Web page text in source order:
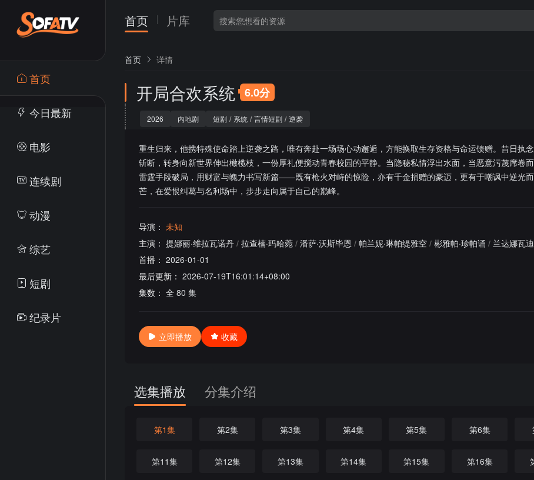
首页
今日最新
电影
连续剧
动漫
综艺
短剧
纪录片
首页 片库
首页 详情
开局合欢系统 6.0分
2026 内地剧 短剧 / 系统 / 言情短剧 / 逆袭
重生归来，他携特殊使命踏上逆袭之路，唯有奔赴一场场心动邂逅，方能换取生存资格与命运馈赠。昔日执
斩断，转身向新世界伸出橄榄枝，一份厚礼便搅动青春校园的平静。当隐秘私情浮出水面，当恶意污蔑席卷
雷霆手段破局，用财富与魄力书写新篇——既有枪火对峙的惊险，亦有千金捐赠的豪迈，更有于嘲讽中逆光
芒，在爱恨纠葛与名利场中，步步走向属于自己的巅峰。
导演： 未知
主演： 提娜丽·维拉瓦诺丹 / 拉查楠·玛哈菀 / 潘萨·沃斯毕恩 / 帕兰妮·琳帕缇雅空 / 彬雅帕·珍帕诵 / 兰达娜瓦
首播： 2026-01-01
最后更新： 2026-07-19T16:01:14+08:00
集数： 全 80 集
立即播放 收藏
选集播放 分集介绍
第1集 第2集 第3集 第4集 第5集 第6集
第11集 第12集 第13集 第14集 第15集 第16集